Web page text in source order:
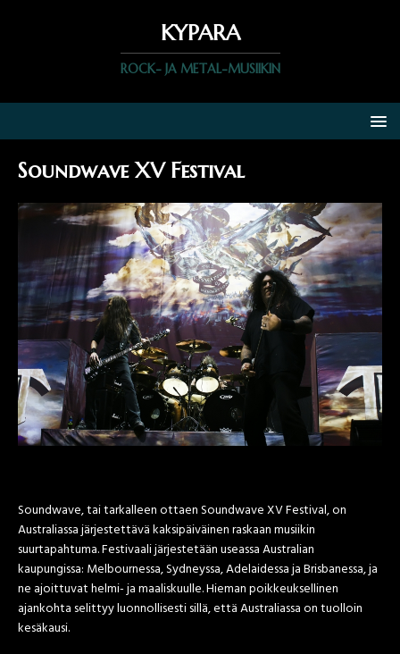
KYPARA
ROCK- JA METAL-MUSIIKIN
Soundwave XV Festival
Soundwave, tai tarkalleen ottaen Soundwave XV Festival, on
Australiassa järjestettävä kaksipäiväinen raskaan musiikin
suurtapahtuma. Festivaali järjestetään useassa Australian
kaupungissa: Melbournessa, Sydneyssa, Adelaidessa ja Brisbanessa, ja
ne ajoittuvat helmi- ja maaliskuulle. Hieman poikkeuksellinen
ajankohta selittyy luonnollisesti sillä, että Australiassa on tuolloin
kesäkausi.